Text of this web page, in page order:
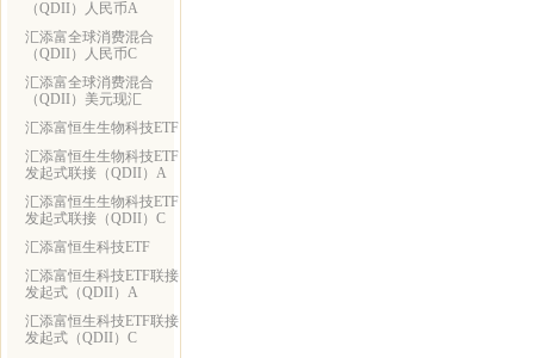
（QDII）人民币A
汇添富全球消费混合
（QDII）人民币C
汇添富全球消费混合
（QDII）美元现汇
汇添富恒生生物科技ETF
汇添富恒生生物科技ETF
发起式联接（QDII）A
汇添富恒生生物科技ETF
发起式联接（QDII）C
汇添富恒生科技ETF
汇添富恒生科技ETF联接
发起式（QDII）A
汇添富恒生科技ETF联接
发起式（QDII）C